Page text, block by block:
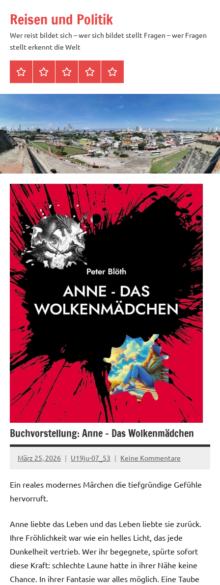
Inhalt
springen
Reisen und Politik
Wer reist bildet sich – wer sich bildet stellt Fragen – wer Fragen
stellt erkennt die Welt
StartseiteDatenschutz
Peter
Blöth
Impressum
Über
mich
Buchvorstellung: Anne – Das Wolkenmädchen
März 25, 2026 U19ju-07_53 Keine Kommentare
Ein reales modernes Märchen die tiefgründige Gefühle
hervorruft.
Anne liebte das Leben und das Leben liebte sie zurück.
Ihre Fröhlichkeit war wie ein helles Licht, das jede
Dunkelheit vertrieb. Wer ihr begegnete, spürte sofort
diese Kraft: schlechte Laune hatte in ihrer Nähe keine
Chance. In ihrer Fantasie war alles möglich. Eine Taube